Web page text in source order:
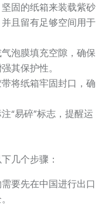
固的纸箱来装载紫砂
且留有足够空间用于
泡膜填充空隙，确保
其保护性。
将纸箱牢固封口，确
“易碎”标志，提醒运
几个步骤：
要先在中国进行出口